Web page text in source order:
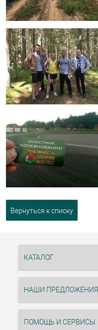
Вернуться к списку
КАТАЛОГ
НАШИ ПРЕДЛОЖЕНИЯ
ПОМОЩЬ И СЕРВИСЫ